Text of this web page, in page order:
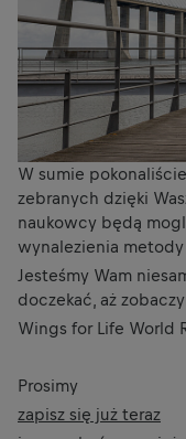
W sumie pokonaliście
zebranych dzięki
naukowcy będą
wynalezienia
Jesteśmy Wam
doczekać, aż
Wings for Life World
Prosimy
zapisz się już teraz